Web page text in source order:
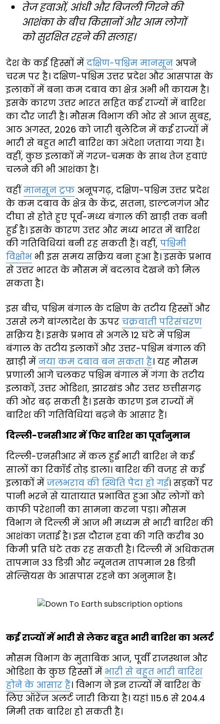
तेज हवाओं, आंधी और बिजली गिरने की
आशंका के बीच किसानों और आम लोगों
को सुरक्षित रहने की सलाह।
देश के कई हिस्सों में दक्षिण-पश्चिम मानसून अपने
चरम पर है। दक्षिण-पश्चिम उत्तर प्रदेश और आसपास के
इलाकों में बना कम दबाव का क्षेत्र अभी भी कायम है।
इसके कारण उत्तर भारत सहित कई राज्यों में बारिश
का दौर जारी है। मौसम विभाग की ओर से आज सुबह,
आठ अगस्त, 2026 को जारी बुलेटिन में कई राज्यों में
भारी से बहुत भारी बारिश का अंदेशा जताया गया है।
वहीं, कुछ इलाकों में गरज-चमक के साथ तेज हवाएं
चलने की भी आशंका है।
वहींमानसून ट्रफ अनूपगढ़, दक्षिण-पश्चिम उत्तर प्रदेश
के कम दबाव के क्षेत्र के केंद्र, सतना, डाल्टनगंज और
दीघा से होते हुए पूर्व-मध्य बंगाल की खाड़ी तक बनी
हुई है। इसके कारण उत्तर और मध्य भारत में बारिश
की गतिविधियां बनी रह सकती हैं। वहीं, पश्चिमी
विक्षोभभी इस समय सक्रिय बना हुआ है। इसके प्रभाव
से उत्तर भारत के मौसम में बदलाव देखने को मिल
सकता है।
इस बीच, पश्चिम बंगाल के दक्षिण के तटीय हिस्सों और
उससे लगे बांग्लादेश के ऊपर चक्रवाती परिसंचरण
सक्रिय है। इसके प्रभाव से अगले 12 घंटे में पश्चिम
बंगाल के तटीय इलाकों और उत्तर-पश्चिम बंगाल की
खाड़ी में नया कम दबाव बन सकता है। यह मौसम
प्रणाली आगे चलकर पश्चिम बंगाल में गंगा के तटीय
इलाकों, उत्तर ओडिशा, झारखंड और उत्तर छत्तीसगढ़
की ओर बढ़ सकती है। इसके कारण इन राज्यों में
बारिश की गतिविधियां बढ़ने के आसार हैं।
दिल्ली-एनसीआर में फिर बारिश का पूर्वानुमान
दिल्ली-एनसीआर में कल हुई भारी बारिश ने कई
सालों का रिकॉर्ड तोड़ डाला। बारिश की वजह से कई
इलाकों में जलभराव की स्थिति पैदा हो गई। सड़कों पर
पानी भरने से यातायात प्रभावित हुआ और लोगों को
काफी परेशानी का सामना करना पड़ा। मौसम
विभाग ने दिल्ली में आज भी मध्यम से भारी बारिश की
आशंका जताई है। इस दौरान हवा की गति करीब 30
किमी प्रति घंटे तक रह सकती है। दिल्ली में अधिकतम
तापमान 33 डिग्री और न्यूनतम तापमान 28 डिग्री
सेल्सियस के आसपास रहने का अनुमान है।
कई राज्यों में भारी से लेकर बहुत भारी बारिश का अलर्ट
मौसम विभाग के मुताबिक आज, पूर्वी राजस्थान और
ओडिशा के कुछ हिस्सों में भारी से बहुत भारी बारिश
होने के आसार हैं। विभाग ने इन राज्यों में बारिश के
लिए ऑरेंज अलर्ट जारी किया है। यहां 115.6 से 204.4
मिमी तक बारिश हो सकती है।